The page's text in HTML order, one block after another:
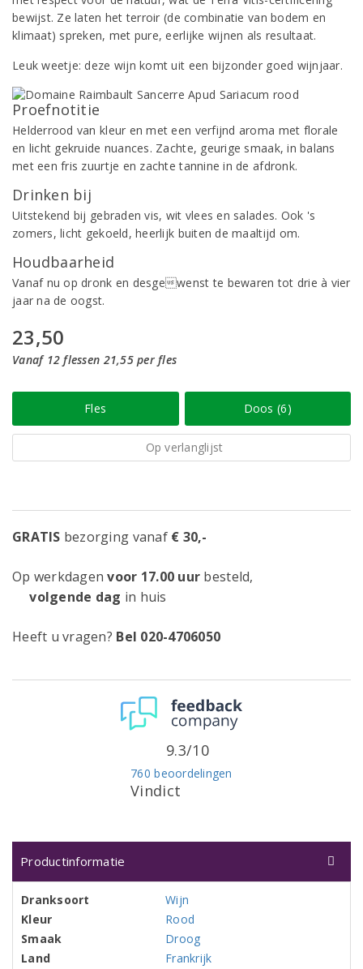
bewijst. Ze laten het terroir (de combinatie van bodem en
klimaat) spreken, met pure, eerlijke wijnen als resultaat.
Leuk weetje: deze wijn komt uit een bijzonder goed wijnjaar.
Proefnotitie
Helderrood van kleur en met een verfijnd aroma met florale
en licht gekruide nuances. Zachte, geurige smaak, in balans
met een fris zuurtje en zachte tannine in de afdronk.
Drinken bij
Uitstekend bij gebraden vis, wit vlees en salades. Ook 's
zomers, licht gekoeld, heerlijk buiten de maaltijd om.
Houdbaarheid
Vanaf nu op dronk en desgewenst te bewaren tot drie à vier
jaar na de oogst.
23,50
Vanaf 12 flessen 21,55 per fles
Fles Doos (6)
Op verlanglijst
GRATIS bezorging vanaf € 30,-
Op werkdagenvoor 17.00 uur besteld,
volgende dag in huis
Heeft u vragen? Bel 020-4706050
Vindict
760 beoordelingen
9.3/10
Productinformatie
Dranksoort
Wijn
Kleur
Rood
Smaak
Droog
Land
Frankrijk